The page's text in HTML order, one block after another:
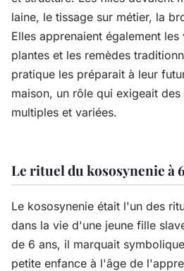
laine, le tissage sur métier, la
Elles apprenaient également
plantes et les remèdes
pratique les préparait à leur
maison, un rôle qui exigeait
multiples et variées.
Le rituel du kososynenie à
Le kososynenie était l'un des
dans la vie d'une jeune fille
de 6 ans, il marquait
petite enfance à l'âge de